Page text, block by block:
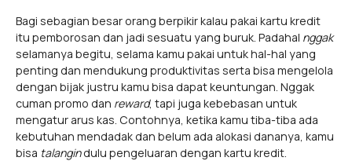
Bagi sebagian besar orang berpikir kalau pakai kartu kredit
itu pemborosan dan jadi sesuatu yang buruk. Padahal nggak
selamanya begitu, selama kamu pakai untuk hal-hal yang
penting dan mendukung produktivitas serta bisa mengelola
dengan bijak justru kamu bisa dapat keuntungan. Nggak
cuman promo dan reward, tapi juga kebebasan untuk
mengatur arus kas. Contohnya, ketika kamu tiba-tiba ada
kebutuhan mendadak dan belum ada alokasi dananya, kamu
bisa talangindulu pengeluaran dengan kartu kredit.